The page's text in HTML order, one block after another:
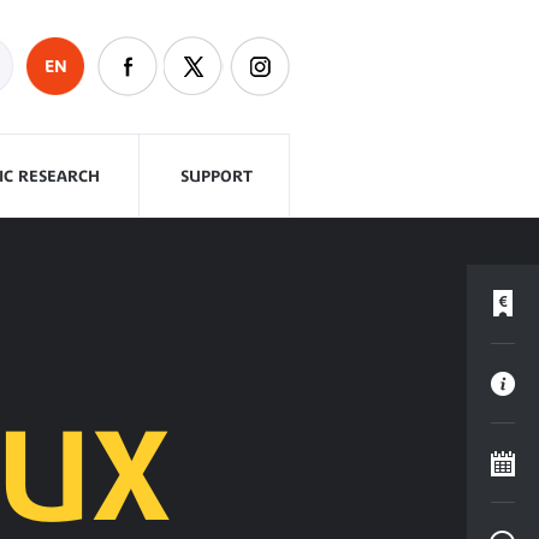
EN
RESEARCH SUPPORT